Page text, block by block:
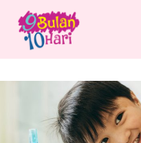
content